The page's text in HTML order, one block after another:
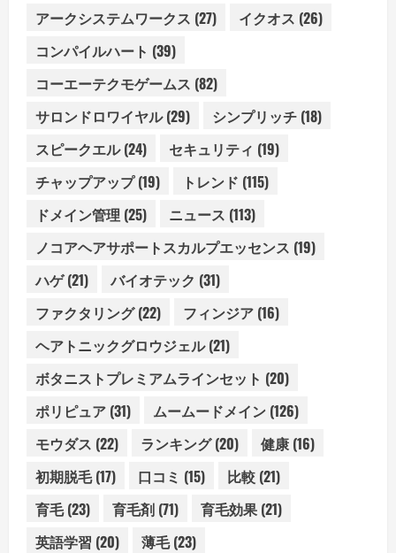
アークシステムワークス (27) イクオス (26)
コンパイルハート (39)
コーエーテクモゲームス (82)
サロンドロワイヤル(29) シンプリッチ (18)
スピークエル(24) セキュリティ (19)
チャップアップ(19) トレンド (115)
ドメイン管理 (25) ニュース (113)
ノコアヘアサポートスカルプエッセンス (19)
ハゲ(21) バイオテック (31)
ファクタリング(22) フィンジア (16)
ヘアトニックグロウジェル(21)
ボタニストプレミアムラインセット (20)
ポリピュア (31) ムームードメイン (126)
モウダス (22) ランキング(20) 健康 (16)
初期脱毛(17) 口コミ (15) 比較 (21)
育毛(23) 育毛剤 (71) 育毛効果 (21)
英語学習 (20) 薄毛(23)